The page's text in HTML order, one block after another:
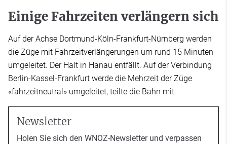
Einige Fahrzeiten verlängern sich
Auf der Achse Dortmund-Köln-Frankfurt-Nürnberg werden
die Züge mit Fahrzeitverlängerungen um rund 15 Minuten
umgeleitet. Der Halt in Hanau entfällt. Auf der Verbindung
Berlin-Kassel-Frankfurt werde die Mehrzeit der Züge
«fahrzeitneutral» umgeleitet, teilte die Bahn mit.
Newsletter
Holen Sie sich den WNOZ-Newsletter und verpassen